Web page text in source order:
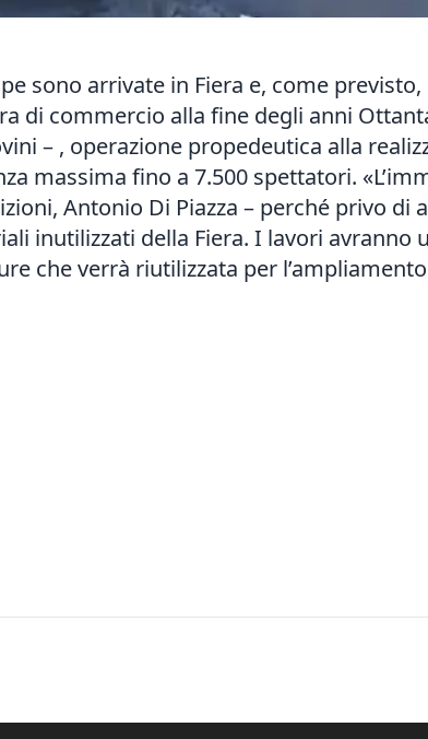
sono arrivate in Fiera e, come
di commercio alla fine degli anni
– , operazione propedeutica alla
massima fino a 7.500 spettatori.
Antonio Di Piazza – perché privo
inutilizzati della Fiera. I lavori
che verrà riutilizzata per